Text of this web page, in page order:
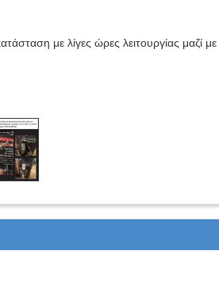
με λίγες ώρες λειτουργίας μαζί